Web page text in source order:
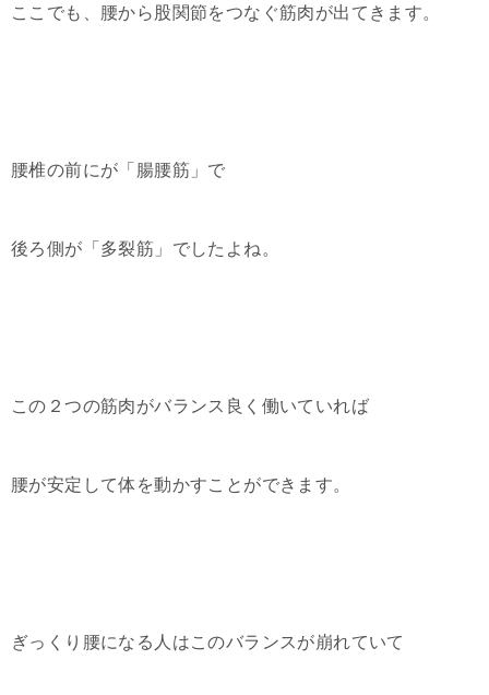
ここでも、腰から股関節をつなぐ筋肉が出てきます。
腰椎の前にが「腸腰筋」で
後ろ側が「多裂筋」でしたよね。
この２つの筋肉がバランス良く働いていれば
腰が安定して体を動かすことができます。
ぎっくり腰になる人はこのバランスが崩れていて